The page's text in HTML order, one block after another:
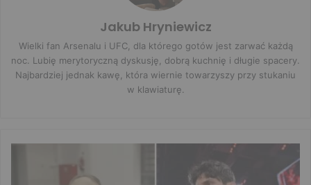
Jakub Hryniewicz
Wielki fan Arsenalu i UFC, dla którego gotów jest zarwać każdą
noc. Lubię merytoryczną dyskusję, dobrą kuchnię i długie spacery.
Najbardziej jednak kawę, która wiernie towarzyszy przy stukaniu
w klawiaturę.